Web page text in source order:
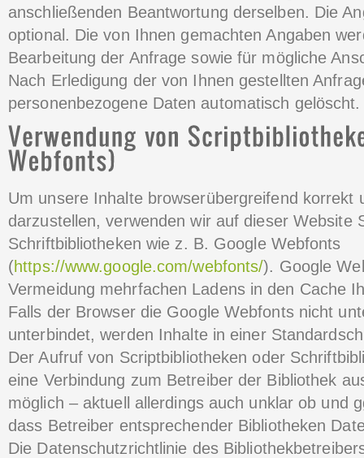
anschließenden Beantwortung derselben. Die
optional. Die von Ihnen gemachten Angaben
Bearbeitung der Anfrage sowie für mögliche
Nach Erledigung der von Ihnen gestellten
personenbezogene Daten automatisch gelöscht.
Um unsere Inhalte browserübergreifend korrekt
darzustellen, verwenden wir auf dieser Website
Schriftbibliotheken wie z. B. Google Webfonts
(https://www.google.com/webfonts/). Google
Vermeidung mehrfachen Ladens in den Cache
Falls der Browser die Google Webfonts nicht
unterbindet, werden Inhalte in einer
Der Aufruf von Scriptbibliotheken oder
eine Verbindung zum Betreiber der Bibliothek
möglich – aktuell allerdings auch unklar ob und
dass Betreiber entsprechender Bibliotheken
Die Datenschutzrichtlinie des